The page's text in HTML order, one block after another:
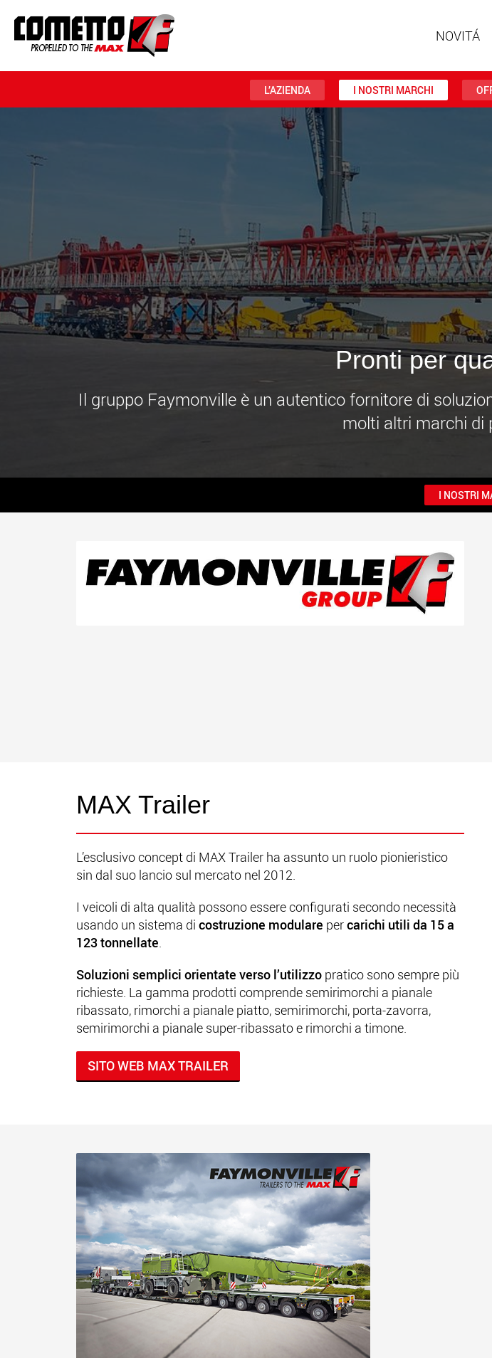
NOVITÁ
L’AZIENDA I NOSTRI MARCHI
Pronti per
Il gruppo Faymonville è un autentico fornitore di
molti altri marchi di
I NOSTRI
MAX Trailer
L’esclusivo concept di MAX Trailer ha assunto un ruolo pionieristico
sin dal suo lancio sul mercato nel 2012.
I veicoli di alta qualità possono essere configurati secondo necessità
usando un sistema di costruzione modulare percarichi utili da 15 a
123 tonnellate.
Soluzioni semplici orientate verso l’utilizzo pratico sono sempre più
richieste. La gamma prodotti comprende semirimorchi a pianale
ribassato, rimorchi a pianale piatto, semirimorchi, porta-zavorra,
semirimorchi a pianale super-ribassato e rimorchi a timone.
SITO WEB MAX TRAILER